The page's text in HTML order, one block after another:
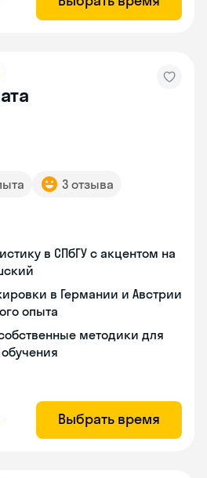
3 отзыва
в СПбГУ с акцентом на
в Германии и Австрии
опыта
методики для
Выбрать время